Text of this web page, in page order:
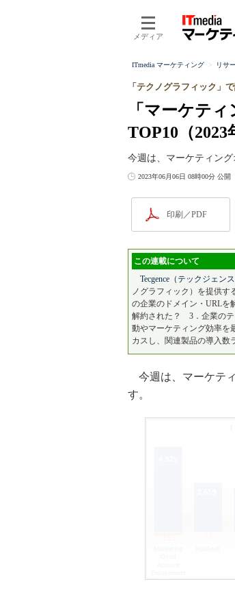
メディア
ITmedia マーケティング リサ
「マーケテ
TOP10（2023
「テクノグラフィック」
今週は、マーケティン
2023年06月06日 08時00分 公開
印刷／PDF
この連載について
Tecgence（テックジェン
ノグラフィック）を提供す
の企業のドメイン・URLを
解約された？ 3．企業の
動やマーケティング効率を
カスし、関連製品の導入数
今週は、マーケテ
す。